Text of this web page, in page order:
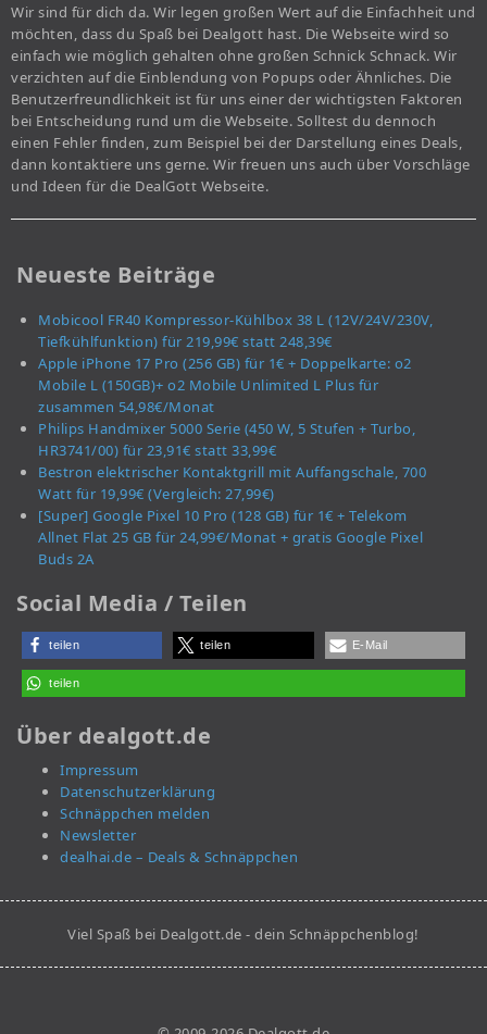
Wir sind für dich da. Wir legen großen Wert auf die Einfachheit und
möchten, dass du Spaß bei Dealgott hast. Die Webseite wird so
einfach wie möglich gehalten ohne großen Schnick Schnack. Wir
verzichten auf die Einblendung von Popups oder Ähnliches. Die
Benutzerfreundlichkeit ist für uns einer der wichtigsten Faktoren
bei Entscheidung rund um die Webseite. Solltest du dennoch
einen Fehler finden, zum Beispiel bei der Darstellung eines Deals,
dann kontaktiere uns gerne. Wir freuen uns auch über Vorschläge
und Ideen für die DealGott Webseite.
Neueste Beiträge
Mobicool FR40 Kompressor-Kühlbox 38 L (12V/24V/230V,
Tiefkühlfunktion) für 219,99€ statt 248,39€
Apple iPhone 17 Pro (256 GB) für 1€ + Doppelkarte: o2
Mobile L (150GB)+ o2 Mobile Unlimited L Plus für
zusammen 54,98€/Monat
Philips Handmixer 5000 Serie (450 W, 5 Stufen + Turbo,
HR3741/00) für 23,91€ statt 33,99€
Bestron elektrischer Kontaktgrill mit Auffangschale, 700
Watt für 19,99€ (Vergleich: 27,99€)
[Super] Google Pixel 10 Pro (128 GB) für 1€ + Telekom
Allnet Flat 25 GB für 24,99€/Monat + gratis Google Pixel
Buds 2A
Social Media / Teilen
teilen teilen E-Mail
teilen
Über dealgott.de
Impressum
Datenschutzerklärung
Schnäppchen melden
Newsletter
dealhai.de – Deals & Schnäppchen
Viel Spaß bei Dealgott.de - dein Schnäppchenblog!